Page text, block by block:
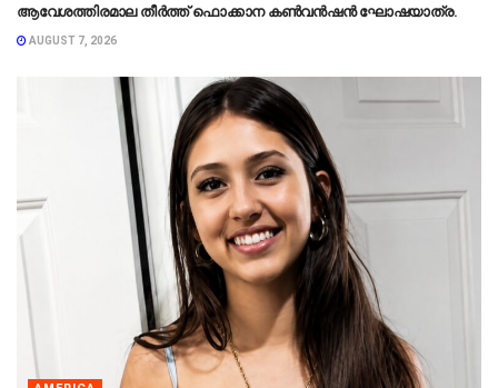
ആവേശത്തിരമാല തീർത്ത് ഫൊക്കാന കൺവൻഷൻ ഘോഷയാത്ര.
AUGUST 7, 2026